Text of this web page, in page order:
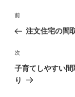
投
ナ
ビ
ゲ
ー
前
の
稿
前
注文住宅の間
次
の
投
次
子育てしやすい間
り